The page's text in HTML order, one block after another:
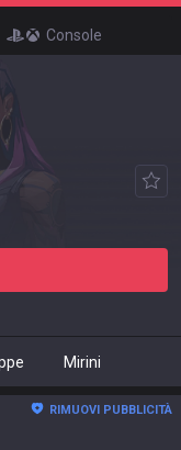
Console
Mirini
RIMUOVI PUBBLICITÀ